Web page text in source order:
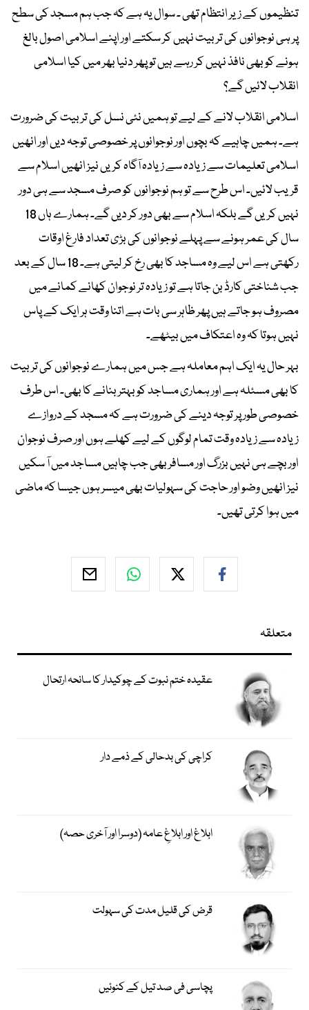
تنظیموں کے زیر انتظام تھی ۔ سوال یہ ہے کہ جب ہم مسجد کی سطح
پر ہی نوجوانوں کی تربیت نہیں کر سکتے اور اپنے اسلامی اصول بالغ
ہونے کو بھی نافذ نہیں کر رہے ہیں تو پھر دنیا بھر میں کیا اسلامی
انقلاب لائیں گے؟
اسلامی انقلاب لانے کے لیے تو ہمیں نئی نسل کی تربیت کی ضرورت
ہے۔ ہمیں چاہیے کہ بچوں اور نوجوانوں پر خصوصی توجہ دیں اور انھیں
اسلامی تعلیمات سے زیادہ سے زیادہ آگاہ کریں نیز انھیں اسلام سے
قریب لائیں۔ اس طرح سے تو ہم نوجوانوں کو صرف مسجد سے ہی دور
نہیں کریں گے بلکہ اسلام سے بھی دور کر دیں گے۔ ہمارے ہاں 18
سال کی عمر ہونے سے پہلے نوجوانوں کی بڑی تعداد فارغ اوقات
رکھتی ہے اس لیے وہ مساجد کا بھی رخ کر لیتی ہے۔ 18 سال کے بعد
جب شناختی کارڈ بن جاتا ہے تو زیادہ تر نوجوان کھانے کمانے میں
مصروف ہو جاتے ہیں پھر ظاہر سی بات ہے اتنا وقت ہر ایک کے پاس
نہیں ہوتا کہ وہ اعتکاف میں بیٹھے۔
بہر حال یہ ایک اہم معاملہ ہے جس میں ہمارے نوجوانوں کی تربیت
کا بھی مسئلہ ہے اور ہماری مساجد کو بہتر بنانے کا بھی۔ اس طرف
خصوصی طور پر توجہ دینے کی ضرورت ہے کہ مسجد کے دروازے
زیادہ سے زیادہ وقت تمام لوگوں کے لیے کھلے ہوں اور صرف نوجوان
اور بچے ہی نہیں بزرگ اور مسافر بھی جب چاہیں مساجد میں آ سکیں
نیز انھیں وضو اور حاجت کی سہولیات بھی میسر ہوں جیسا کہ ماضی
میں ہوا کرتی تھیں۔
متعلقہ
عقیدہ ختم نبوت کے چوکیدار کا سانحہ ارتحال
کراچی کی بدحالی کے ذمے دار
ابلاغ اور ابلاغِ عامہ (دوسرا اور آخری حصہ)
قرض کی قلیل مدت کی سہولت
پچاسی فی صد تیل کے کنوئیں